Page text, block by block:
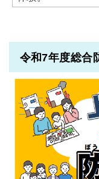
令和7年度総合